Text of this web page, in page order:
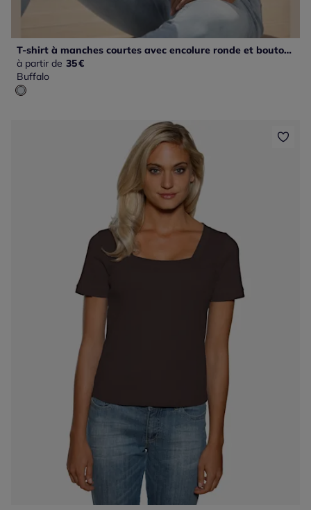
T-shirt à manches courtes avec encolure ronde et boutons décoratifs
à partir de 35€
Buffalo